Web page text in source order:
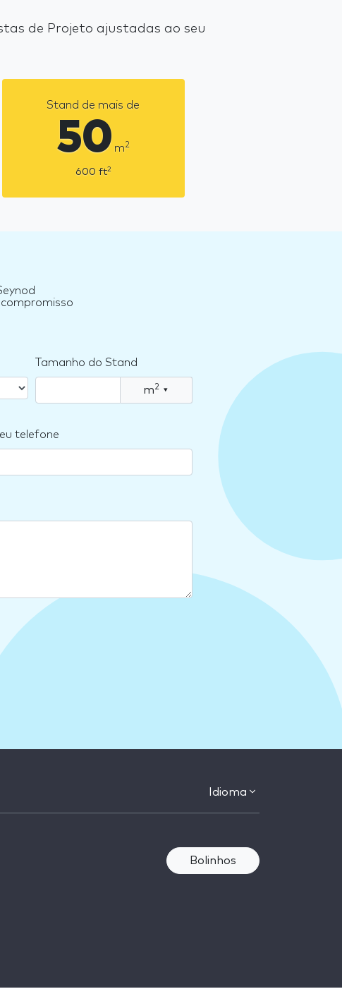
de Projeto ajustadas ao seu
Stand de mais de
50 m2
600 ft2
Tamanho do Stand
m2 ▾
telefone
Idioma
Bolinhos